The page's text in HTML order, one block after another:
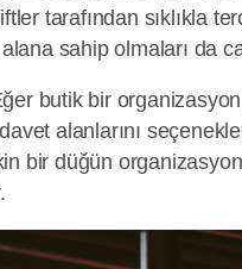
tarafından sıklıkla
sahip olmaları da
butik bir
alanlarını
bir düğün